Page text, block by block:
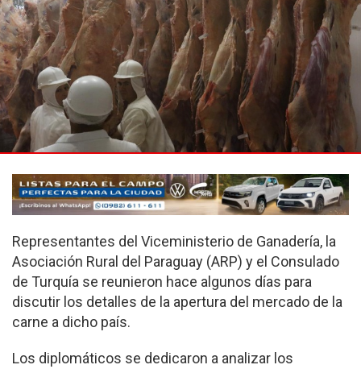
Representantes del Viceministerio de Ganadería, la
Asociación Rural del Paraguay (ARP) y el Consulado
de Turquía se reunieron hace algunos días para
discutir los detalles de la apertura del mercado de la
carne a dicho país.
Los diplomáticos se dedicaron a analizar los